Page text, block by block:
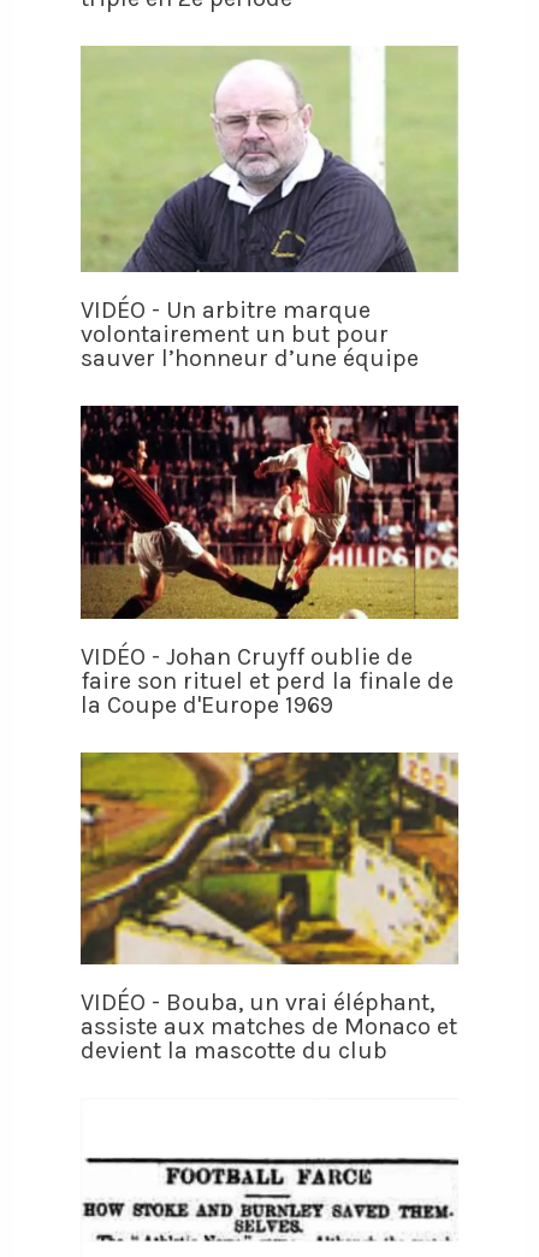
VIDÉO - Un arbitre marque
volontairement un but pour
sauver l’honneur d’une équipe
VIDÉO - Johan Cruyff oublie de
faire son rituel et perd la finale de
la Coupe d'Europe 1969
VIDÉO - Bouba, un vrai éléphant,
assiste aux matches de Monaco et
devient la mascotte du club